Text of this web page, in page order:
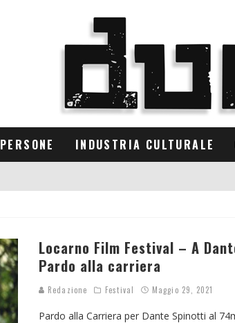
PERSONE INDUSTRIA CULTURALE
Locarno Film Festival – A
Pardo alla carriera
Redazione Festival Maggio 29, 2021
Pardo alla Carriera per Dante Spinotti al